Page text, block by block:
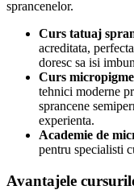
sprancenelor.
Curs tatuaj
acreditata,
doresc sa isi
Curs
tehnici moderne
sprancene
experienta.
Academie de
pentru specialisti
Avantajele